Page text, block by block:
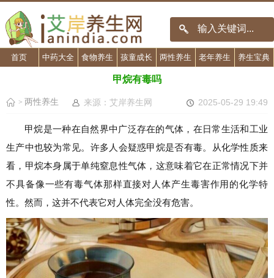
首页 中药大全 食物养生 孩童成长 两性养生 老年养生 养生宝典
甲烷有毒吗
> 两性养生 来源：艾岸养生网 2025-05-29 19:49
甲烷是一种在自然界中广泛存在的气体，在日常生活和工业
生产中也较为常见。许多人会疑惑甲烷是否有毒。从化学性质来
看，甲烷本身属于单纯窒息性气体，这意味着它在正常情况下并
不具备像一些有毒气体那样直接对人体产生毒害作用的化学特
性。然而，这并不代表它对人体完全没有危害。